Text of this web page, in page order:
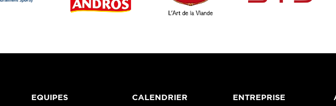
EQUIPES CALENDRIER ENTREPRISE